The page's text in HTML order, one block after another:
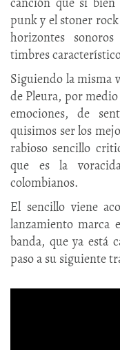
punk y el stoner rock
horizontes
timbres
Siguiendo la misma
de Pleura, por medio
emociones, de
quisimos ser los
rabioso sencillo
que es la
colombianos.
El sencillo viene
lanzamiento marca
banda, que ya está
paso a su siguiente